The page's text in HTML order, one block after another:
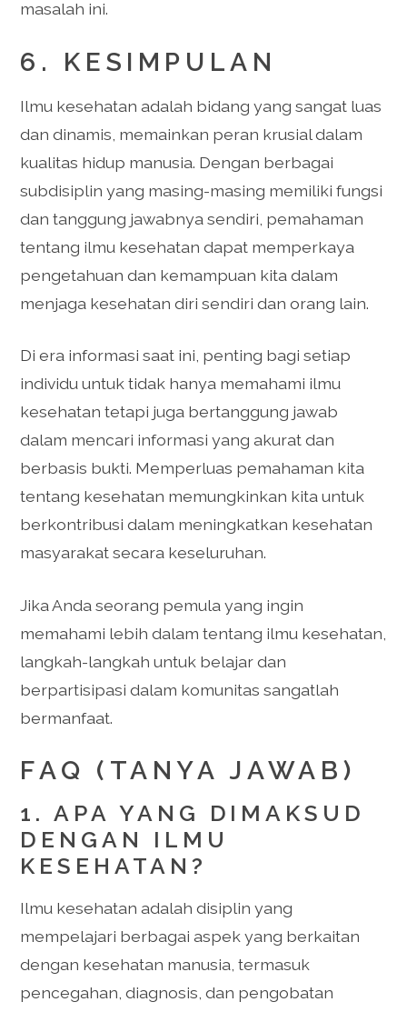
masalah ini.
6. KESIMPULAN
Ilmu kesehatan adalah bidang yang sangat luas
dan dinamis, memainkan peran krusial dalam
kualitas hidup manusia. Dengan berbagai
subdisiplin yang masing-masing memiliki fungsi
dan tanggung jawabnya sendiri, pemahaman
tentang ilmu kesehatan dapat memperkaya
pengetahuan dan kemampuan kita dalam
menjaga kesehatan diri sendiri dan orang lain.
Di era informasi saat ini, penting bagi setiap
individu untuk tidak hanya memahami ilmu
kesehatan tetapi juga bertanggung jawab
dalam mencari informasi yang akurat dan
berbasis bukti. Memperluas pemahaman kita
tentang kesehatan memungkinkan kita untuk
berkontribusi dalam meningkatkan kesehatan
masyarakat secara keseluruhan.
Jika Anda seorang pemula yang ingin
memahami lebih dalam tentang ilmu kesehatan,
langkah-langkah untuk belajar dan
berpartisipasi dalam komunitas sangatlah
bermanfaat.
FAQ (TANYA JAWAB)
1. APA YANG DIMAKSUD
DENGAN ILMU
KESEHATAN?
Ilmu kesehatan adalah disiplin yang
mempelajari berbagai aspek yang berkaitan
dengan kesehatan manusia, termasuk
pencegahan, diagnosis, dan pengobatan